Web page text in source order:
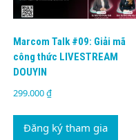
Marcom Talk #09: Giải mã
công thức LIVESTREAM
DOUYIN
299.000₫
Đăng ký tham gia